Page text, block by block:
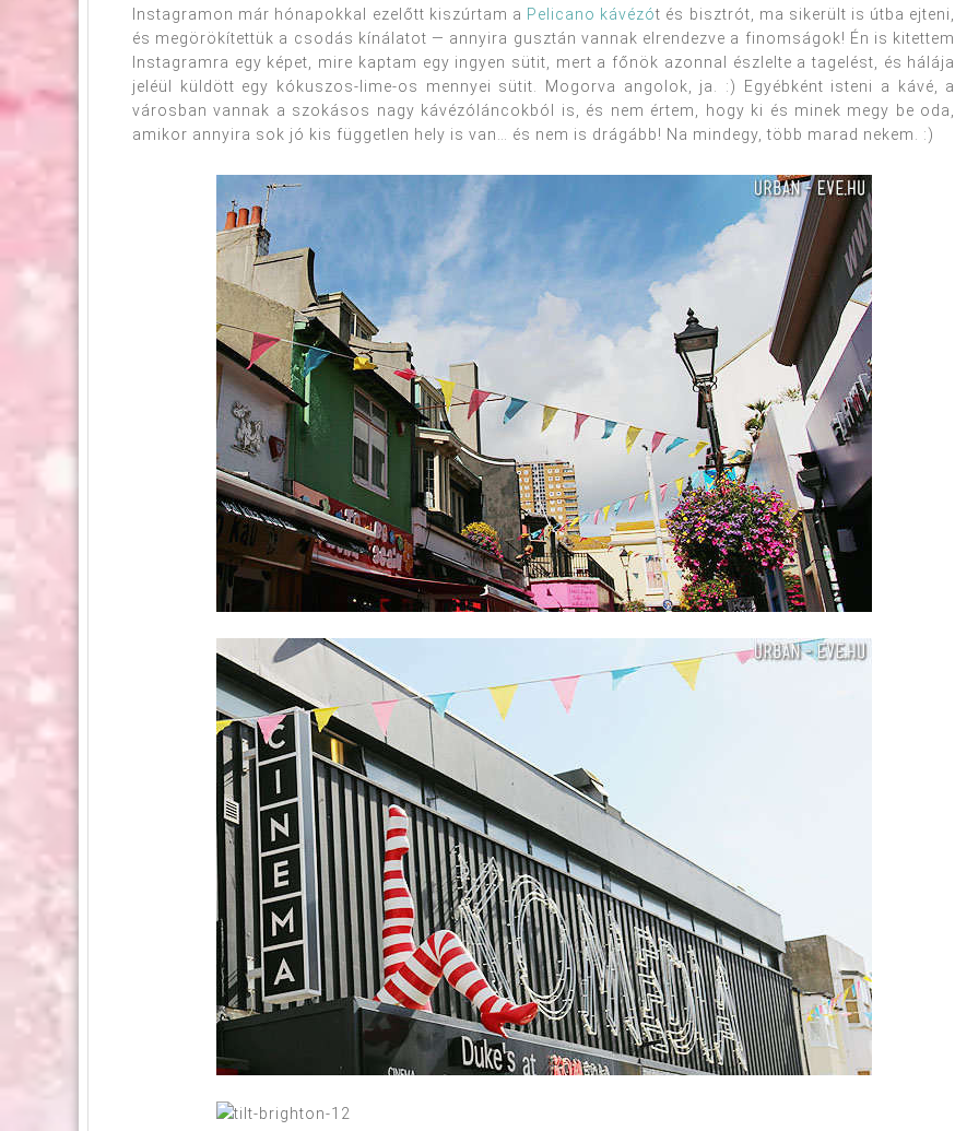
Instagramon már hónapokkal ezelőtt kiszúrtam a Pelicano kávézót és bisztrót, ma sikerült is útba ejteni,
és megörökítettük a csodás kínálatot — annyira gusztán vannak elrendezve a finomságok! Én is kitettem
Instagramra egy képet, mire kaptam egy ingyen sütit, mert a főnök azonnal észlelte a tagelést, és hálája
jeléül küldött egy kókuszos-lime-os mennyei sütit. Mogorva angolok, ja. :) Egyébként isteni a kávé, a
városban vannak a szokásos nagy kávézóláncokból is, és nem értem, hogy ki és minek megy be oda,
amikor annyira sok jó kis független hely is van… és nem is drágább! Na mindegy, több marad nekem. :)